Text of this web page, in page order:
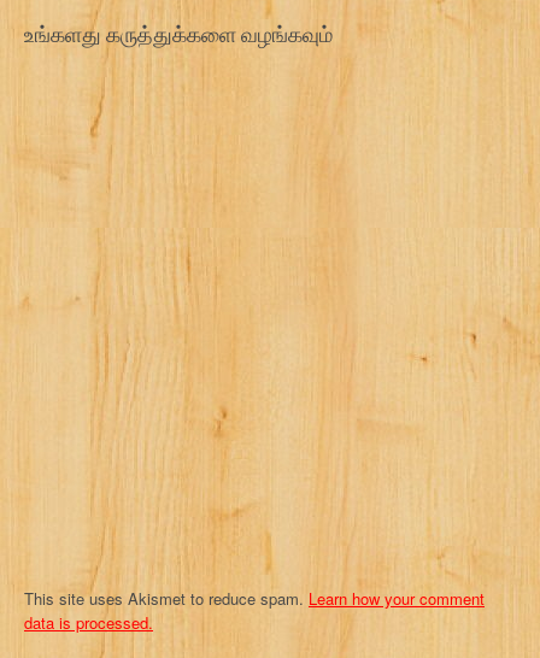
n
g
t
உங்களது கருத்துக்களை வழங்கவும்
This site uses Akismet to reduce spam. Learn how your comment
data is processed.